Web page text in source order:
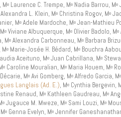
Me Laurence C. Trempe, Me Nadia Barrou, Me
Alexandra L. Klein, Me Christina Rogov, Me
Me Adele Mardoche, Me Jean-Mathieu
e Viviane Albuquerque, Me Olivier Badolo, Me
Me Alexandra Carbonneau, Me Barbara
e Marie-Josée H. Bédard, Me Bouchra
Aceituno, Me Juan Cabrillana, Me
e Caroline Mouralian, Me Maria Houem, Me
Me Avi Gomberg, Me Alfredo Garcia, Me
Langlais (Ad. E.), Me Cynthia Bergevin,
Renaud, Me Kathleen Gaudreau, Me
e Jugauce M. Mweze, Me Sami Louzi, Me
e Genna Evelyn, Me Jennifer